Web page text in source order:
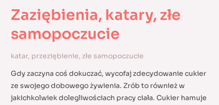
Zaziębienia, katary, złe
samopoczucie
katar, przeziębienie, złe samopoczucie
Gdy zaczyna coś dokuczać, wycofaj zdecydowanie cukier
ze swojego dobowego żywienia. Zrób to również w
jakichkolwiek dolegliwościach pracy ciała. Cukier hamuje